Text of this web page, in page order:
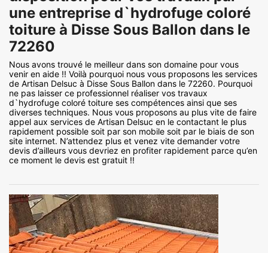
une entreprise d`hydrofuge coloré
toiture à Disse Sous Ballon dans le
72260
Nous avons trouvé le meilleur dans son domaine pour vous
venir en aide !! Voilà pourquoi nous vous proposons les services
de Artisan Delsuc à Disse Sous Ballon dans le 72260. Pourquoi
ne pas laisser ce professionnel réaliser vos travaux
d`hydrofuge coloré toiture ses compétences ainsi que ses
diverses techniques. Nous vous proposons au plus vite de faire
appel aux services de Artisan Delsuc en le contactant le plus
rapidement possible soit par son mobile soit par le biais de son
site internet. N’attendez plus et venez vite demander votre
devis d’ailleurs vous devriez en profiter rapidement parce qu’en
ce moment le devis est gratuit !!